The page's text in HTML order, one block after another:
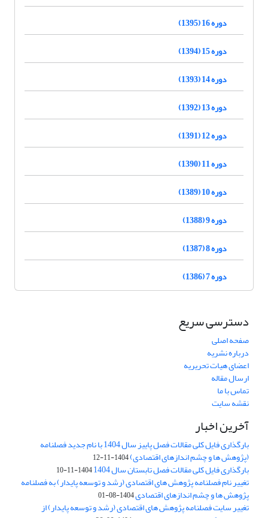
دوره 16 (1395)
دوره 15 (1394)
دوره 14 (1393)
دوره 13 (1392)
دوره 12 (1391)
دوره 11 (1390)
دوره 10 (1389)
دوره 9 (1388)
دوره 8 (1387)
دوره 7 (1386)
دسترسی سریع
صفحه اصلی
درباره نشریه
اعضای هیات تحریریه
ارسال مقاله
تماس با ما
نقشه سایت
آخرین اخبار
بارگذاری فایل کلی مقالات فصل پاییز سال 1404 با نام جدید فصلنامه
(پژوهش ها و چشم اندازهای اقتصادی)1404-11-12
بارگذاری فایل کلی مقالات فصل تابستان سال 1404 1404-11-10
تغییر نام فصلنامه پژوهش های اقتصادی (رشد و توسعه پایدار) به فصلنامه
پژوهش ها و چشم اندازهای اقتصادی1404-08-01
تغییر سایت فصلنامه پژوهش های اقتصادی (رشد و توسعه پایدار) از